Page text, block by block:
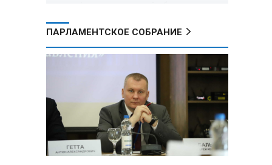
в улучшении охраны труда
МИД РФ: Поездка
Зеленского в США не принесла
ожидаемых результатов
Белорусские школьники
собрали первые «космические»
томаты из семян, побывавших
на орбите
ПАРЛАМЕНТСКОЕ СОБРАНИЕ